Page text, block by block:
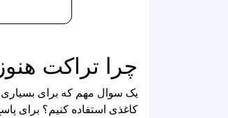
چرا تراکت
یک سوال مهم که برای بسیاری
کاغذی استفاده کنیم؟ برای